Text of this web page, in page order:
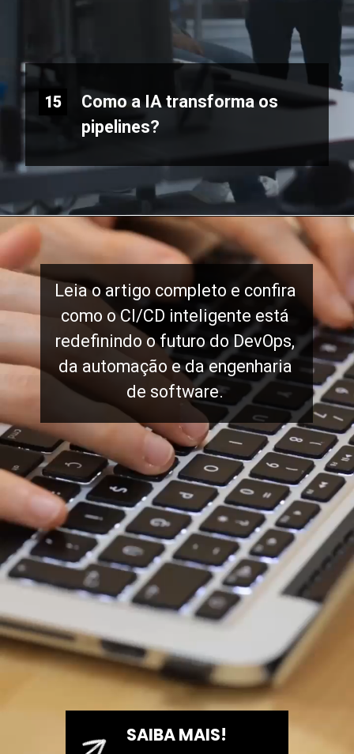
Como a IA transforma os
pipelines?
15
Leia o artigo completo e confira
como o CI/CD inteligente está
redefinindo o futuro do DevOps,
da automação e da engenharia
de software.
SAIBA MAIS!